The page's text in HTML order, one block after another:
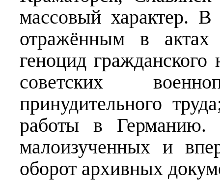
массовый характер.
отражённым в
геноцид гражданского
советских
принудительного
работы в Германию.
малоизученных и
оборот архивных